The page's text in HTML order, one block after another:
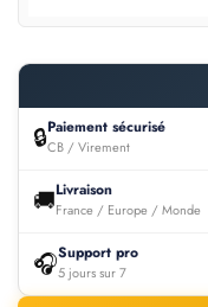
🔒Paiement sécurisé
CB / Virement
🚚Livraison
France / Europe / Monde
🎧Support pro
5 jours sur 7